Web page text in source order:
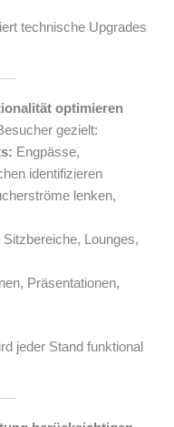
technische Upgrades
optimieren
gezielt:
Engpässe,
identifizieren
lenken,
Sitzbereiche, Lounges,
Präsentationen,
jeder Stand funktional